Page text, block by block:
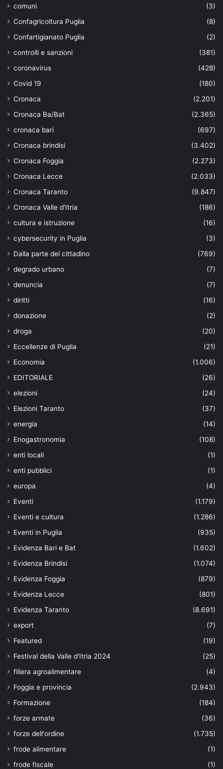
comuni
(3)
Confagricoltura Puglia
(8)
Confartigianato Puglia
(2)
controlli e sanzioni
(381)
coronavirus
(428)
Covid 19
(180)
Cronaca
(2.201)
Cronaca Ba/Bat
(2.365)
cronaca bari
(697)
Cronaca brindisi
(3.402)
Cronaca Foggia
(2.273)
Cronaca Lecce
(2.033)
Cronaca Taranto
(9.847)
Cronaca Valle d'Itria
(186)
cultura e istruzione
(16)
cybersecurity in Puglia
(3)
Dalla parte del cittadino
(769)
degrado urbano
(7)
denuncia
(7)
diritti
(16)
donazione
(2)
droga
(20)
Eccellenze di Puglia
(21)
Economia
(1.006)
EDITORIALE
(26)
elezioni
(24)
Elezioni Taranto
(37)
energia
(14)
Enogastronomia
(108)
enti locali
(1)
enti pubblici
(1)
europa
(4)
Eventi
(1.179)
Eventi e cultura
(1.286)
Eventi in Puglia
(935)
Evidenza Bari e Bat
(1.602)
Evidenza Brindisi
(1.074)
Evidenza Foggia
(879)
Evidenza Lecce
(801)
Evidenza Taranto
(8.691)
export
(7)
Featured
(19)
Festival della Valle d'Itria 2024
(25)
filiera agroalimentare
(4)
Foggia e provincia
(2.943)
Formazione
(184)
forze armate
(36)
forze dell'ordine
(1.735)
frode alimentare
(1)
frode fiscale
(1)